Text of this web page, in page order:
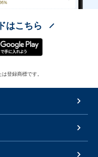
はこちら
登録商標です。